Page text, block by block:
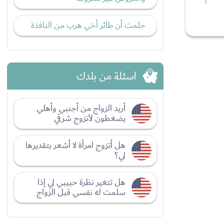
حلمت أن طائر أخي هرب من النافذة
اسئلة من بلدك
أريد الزواج من أجنبي وأهلي
يضغطون لأتزوج شرقي
هل أتزوج امرأة لا أشعر بتقديرها
لي؟
هل تتغير نظرة حبيبي لي إذا
سلمت له نفسي قبل الزواج